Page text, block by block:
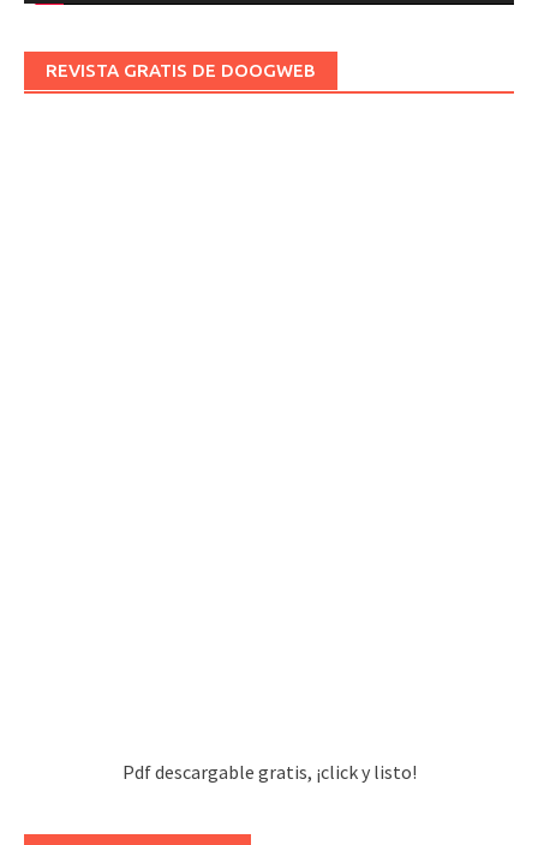
REVISTA GRATIS DE DOOGWEB
Pdf descargable gratis, ¡click y listo!